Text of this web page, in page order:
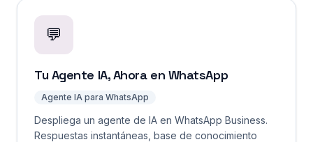
💬
Tu Agente IA, Ahora en WhatsApp
Agente IA para WhatsApp
Despliega un agente de IA en WhatsApp Business.
Respuestas instantáneas, base de conocimiento